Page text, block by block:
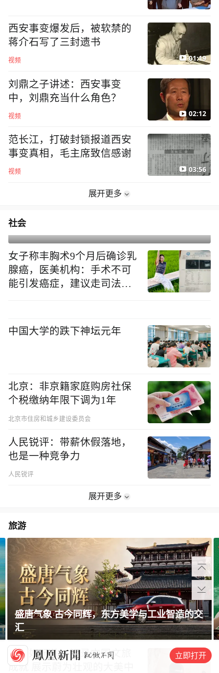
西安事变爆发后，被软禁的
蒋介石写了三封遗书
视频 01:19
刘鼎之子讲述：西安事变
中，刘鼎充当什么角色？
视频 02:12
范长江，打破封锁报道西安
事变真相，毛主席致信感谢
视频 03:56
展开更多
社会
女子称丰胸术9个月后确诊乳
腺癌，医美机构：手术不可
能引发癌症，建议走司法途
中国大学的跌下神坛元年
北京：非京籍家庭购房社保
个税缴纳年限下调为1年
北京市住房和城乡建设委员会
人民锐评：带薪休假落地，
也是一种竞争力
人民锐评
展开更多
旅游
今同辉，东方美学与工业智造的交
这局好玩儿·
这局好玩儿：记录中国文旅
成就 展示蔚为壮观的大美中
立即打开